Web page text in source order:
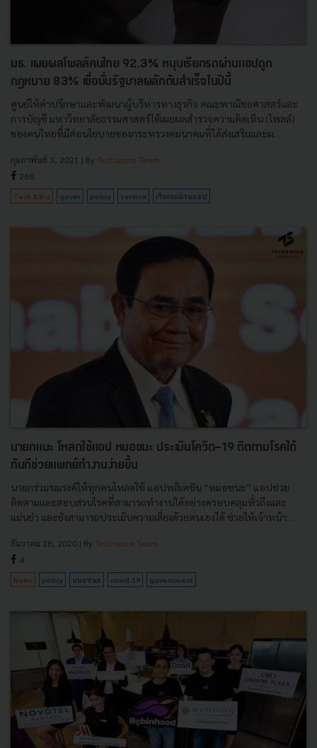
มธ. เผยผลโพลล์คนไทย 92.3% หนุนเรียกรถผ่านแอปถูก
กฎหมาย 83% เชื่อมั่นรัฐบาลผลักดันสำเร็จในปีนี้
ศูนย์ให้คำปรึกษาและพัฒนาผู้บริหารทางธุรกิจ คณะพาณิชยศาสตร์และ
การบัญชี มหาวิทยาลัยธรรมศาสตร์ได้เผยผลสำรวจความคิดเห็น (โพลล์)
ของคนไทยที่มีต่อนโยบายของกระทรวงคมนาคมที่ได้ส่งเสริมและผ...
กุมภาพันธ์ 3, 2021 | By Techsauce Team
268
Tech & Biz gover policy service เรียกรถผ่านแอป
นายกแนะ โหลดใช้แอป หมอชนะ ประเมินโควิด-19 ติดตามโรคได้
ทันทีช่วยแพทย์ทำงานง่ายขึ้น
นายกร่วมรณรงค์ให้ทุกคนโหลดใช้ แอปพลิเคชัน “หมอชนะ” แอปช่วย
ติดตามและสอบสวนโรคที่สามารถทำงานได้อย่างครอบคลุมทั่วถึงและ
แม่นยำ และยังสามารถประเมินความเสี่ยงด้วยตนเองได้ ช่วยให้เจ้าหน้า...
ธันวาคม 28, 2020 | By Techsauce Team
4
News policy หมอชนะ covid-19 government